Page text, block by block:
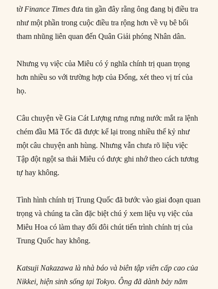
tờ Finance Times đưa tin gần đây rằng ông đang bị điều tra
như một phần trong cuộc điều tra rộng hơn về vụ bê bối
tham nhũng liên quan đến Quân Giải phóng Nhân dân.
Nhưng vụ việc của Miêu có ý nghĩa chính trị quan trọng
hơn nhiều so với trường hợp của Đổng, xét theo vị trí của
họ.
Câu chuyện về Gia Cát Lượng rưng rưng nước mắt ra lệnh
chém đầu Mã Tốc đã được kể lại trong nhiều thế kỷ như
một câu chuyện anh hùng. Nhưng vẫn chưa rõ liệu việc
Tập đột ngột sa thải Miêu có được ghi nhớ theo cách tương
tự hay không.
Tình hình chính trị Trung Quốc đã bước vào giai đoạn quan
trọng và chúng ta cần đặc biệt chú ý xem liệu vụ việc của
Miêu Hoa có làm thay đổi đôi chút tiến trình chính trị của
Trung Quốc hay không.
Katsuji Nakazawa là nhà báo và biên tập viên cấp cao của
Nikkei, hiện sinh sống tại Tokyo. Ông đã dành bảy năm